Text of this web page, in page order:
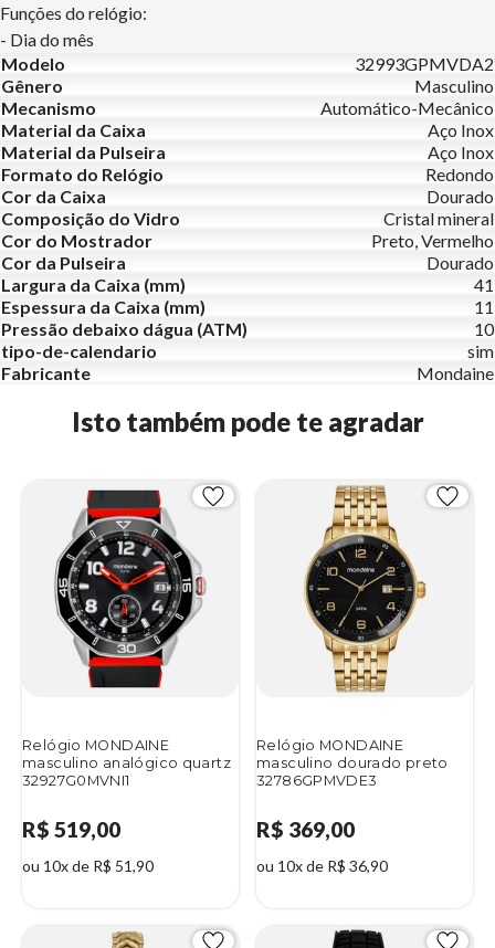
Funções do relógio:
- Dia do mês
Modelo
32993GPMVDA2
Gênero
Masculino
Mecanismo
Automático-Mecânico
Material da Caixa
Aço Inox
Material da Pulseira
Aço Inox
Formato do Relógio
Redondo
Cor da Caixa
Dourado
Composição do Vidro
Cristal mineral
Cor do Mostrador
Preto, Vermelho
Cor da Pulseira
Dourado
Largura da Caixa (mm)
41
Espessura da Caixa (mm)
11
Pressão debaixo dágua (ATM)
10
tipo-de-calendario
sim
Fabricante
Mondaine
Isto também pode te agradar
Relógio MONDAINE
masculino analógico quartz
32927G0MVNI1
R$ 519,00
ou 10x de R$ 51,90
Relógio MONDAINE
masculino dourado preto
32786GPMVDE3
R$ 369,00
ou 10x de R$ 36,90